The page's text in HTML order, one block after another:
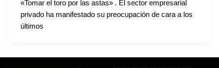
«Tomar el toro por las astas» . El sector empresarial
privado ha manifestado su preocupación de cara a los
últimos